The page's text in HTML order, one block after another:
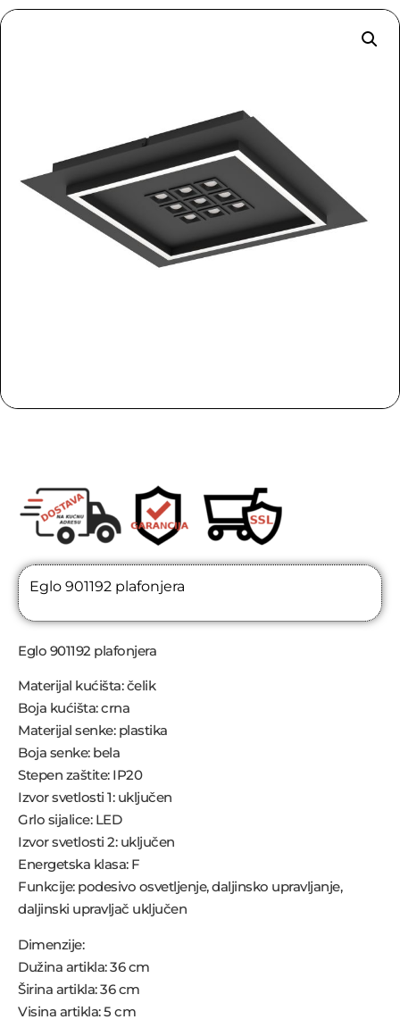
Eglo 901192 plafonjera
Eglo 901192 plafonjera
Materijal kućišta: čelik
Boja kućišta: crna
Materijal senke: plastika
Boja senke: bela
Stepen zaštite: IP20
Izvor svetlosti 1: uključen
Grlo sijalice: LED
Izvor svetlosti 2: uključen
Energetska klasa: F
Funkcije: podesivo osvetljenje, daljinsko upravljanje,
daljinski upravljač uključen
Dimenzije:
Dužina artikla: 36 cm
Širina artikla: 36 cm
Visina artikla: 5 cm